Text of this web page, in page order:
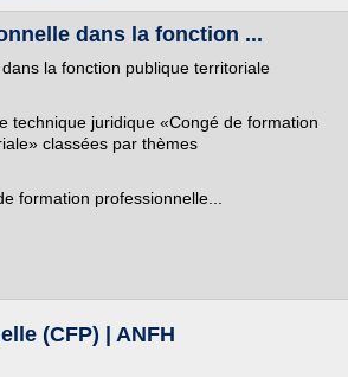
dans la fonction ...
la fonction publique territoriale
technique juridique «Congé de formation
classées par thèmes
formation professionnelle...
(CFP) | ANFH